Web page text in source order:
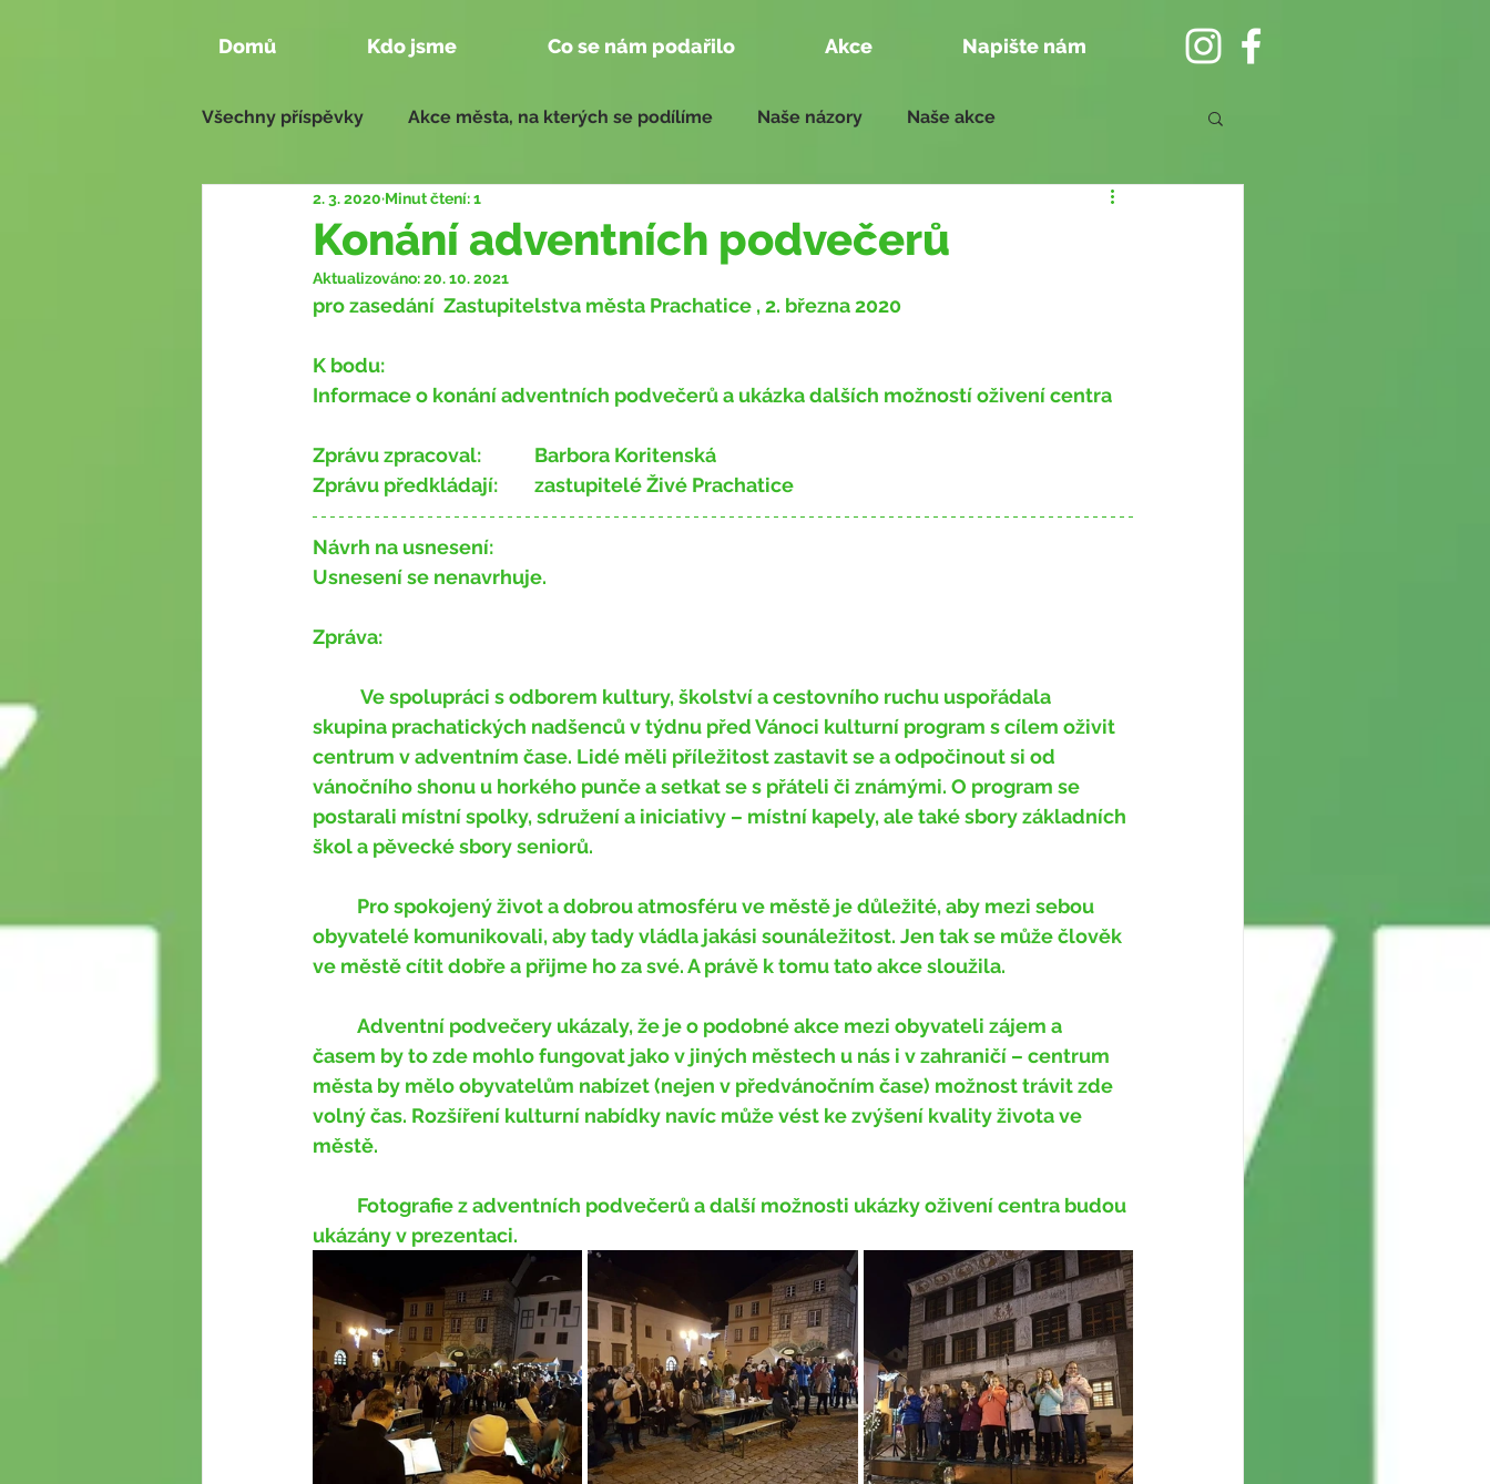
Domů Kdo jsme Co se nám podařilo Akce Napište nám
Všechny příspěvky Akce města, na kterých se podílíme Naše názory Naše akce
Aktivity našich členů Zasedání zastupitelstva
Naše návrhy 2018 - 2022
Konání adventních podvečerů
2. 3. 2020 Minut čtení: 1
Aktualizováno:20. 10. 2021
pro zasedání ​ Zastupitelstva města Prachatice​ , 2. března 2020
K bodu:
Informace o konání adventních podvečerů a ukázka dalších možností oživení centra
Zprávu zpracoval:
Barbora Koritenská
Zprávu předkládají:
​ 	zastupitelé Živé Prachatice
Návrh na usnesení:
Usnesení se nenavrhuje.
Zpráva:
skupina prachatických nadšenců v týdnu před Vánoci kulturní program s cílem oživit
centrum v adventním čase. Lidé měli příležitost zastavit se a odpočinout si od
vánočního shonu u horkého punče a setkat se s přáteli či známými. O program se
postarali místní spolky, sdružení a iniciativy – místní kapely, ale také sbory základních
škol a pěvecké sbory seniorů.
obyvatelé komunikovali, aby tady vládla jakási sounáležitost. Jen tak se může člověk
ve městě cítit dobře a přijme ho za své. A právě k tomu tato akce sloužila.
časem by to zde mohlo fungovat jako v jiných městech u nás i v zahraničí – centrum
města by mělo obyvatelům nabízet (nejen v předvánočním čase) možnost trávit zde
volný čas. Rozšíření kulturní nabídky navíc může vést ke zvýšení kvality života ve
městě.
ukázány v prezentaci.